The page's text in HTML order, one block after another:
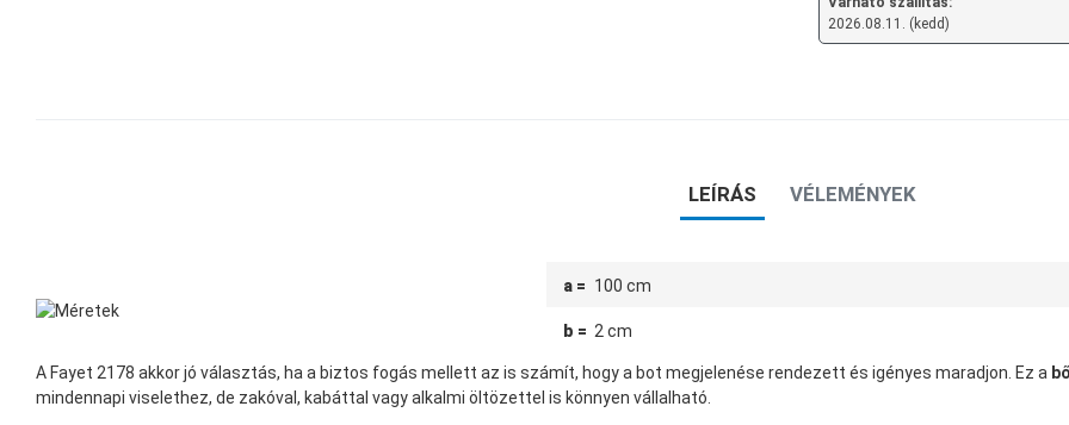
2026.08.11. (kedd)
LEÍRÁS VÉLEMÉNYEK
a = 100 cm
b = 2 cm
A Fayet 2178 akkor jó választás, ha a biztos fogás mellett az is számít, hogy a bot megjelenése rendezett és igényes maradjon. Ez a
mindennapi viselethez, de zakóval, kabáttal vagy alkalmi öltözettel is könnyen vállalható.